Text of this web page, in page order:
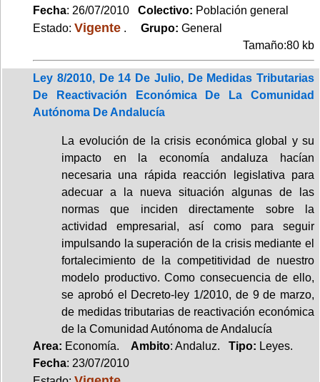
Fecha: 26/07/2010 Colectivo: Población general
Estado: Vigente . Grupo: General
Tamaño:80 kb
Ley 8/2010, De 14 De Julio, De Medidas Tributarias
De Reactivación Económica De La Comunidad
Autónoma De Andalucía
La evolución de la crisis económica global y su
impacto en la economía andaluza hacían
necesaria una rápida reacción legislativa para
adecuar a la nueva situación algunas de las
normas que inciden directamente sobre la
actividad empresarial, así como para seguir
impulsando la superación de la crisis mediante el
fortalecimiento de la competitividad de nuestro
modelo productivo. Como consecuencia de ello,
se aprobó el Decreto-ley 1/2010, de 9 de marzo,
de medidas tributarias de reactivación económica
de la Comunidad Autónoma de Andalucía
Area: Economía. Ambito: Andaluz. Tipo: Leyes.
Fecha: 23/07/2010